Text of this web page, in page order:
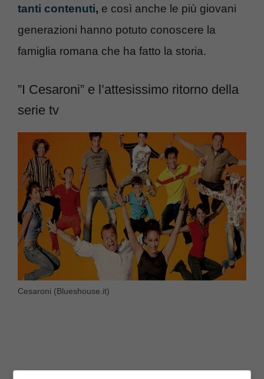
tanti contenuti, e così anche le più giovani
generazioni hanno potuto conoscere la
famiglia romana che ha fatto la storia.
”I Cesaroni” e l’attesissimo ritorno della
serie tv
Cesaroni (Blueshouse.it)